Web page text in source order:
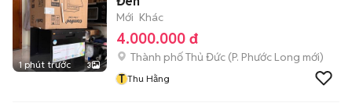
1 phút trước 3
Mới Khác
4.000.000 đ
Thành phố Thủ Đức (P. Phước Long mới)
T Thu Hằng